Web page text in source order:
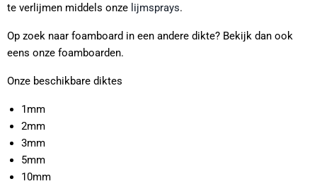
te verlijmen middels onze lijmsprays.
Op zoek naar foamboard in een andere dikte? Bekijk dan ook
eens onze foamboarden.
Onze beschikbare diktes
1mm
2mm
3mm
5mm
10mm